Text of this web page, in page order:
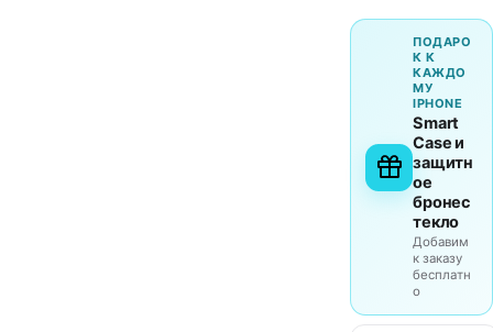
ПОДАРО
К К
КАЖДО
МУ
IPHONE
Smart
Case и
защитн
ое
бронес
текло
Добавим
к заказу
бесплатн
о